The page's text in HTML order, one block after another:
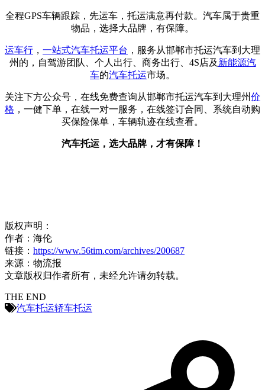
全程GPS车辆跟踪，先运车，托运满意再付款。汽车属于贵重
物品，选择大品牌，有保障。
运车行 ， 一站式汽车托运平台 ，服务从邯郸市托运汽车到大理
州的，自驾游团队、个人出行、商务出行、4S店及 新能源汽
车的汽车托运市场。
关注下方公众号，在线免费查询从邯郸市托运汽车到大理州价
格 ，一健下单，在线一对一服务，在线签订合同、系统自动购
买保险保单，车辆轨迹在线查看。
汽车托运，选大品牌，才有保障！
版权声明：
作者：海伦
链接： https://www.56tim.com/archives/200687
来源：物流报
文章版权归作者所有，未经允许请勿转载。
THE END
汽车托运轿车托运